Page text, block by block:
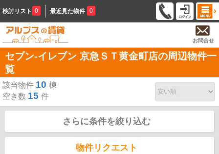
検討リスト 0 最近見た物件 0
お問合せ
セブン‐イレブン 京急ＳＴ黄金町店の周辺物件一
覧
該当物件 10 棟
空き数 15 件
さらに条件を絞り込む
物件リクエスト